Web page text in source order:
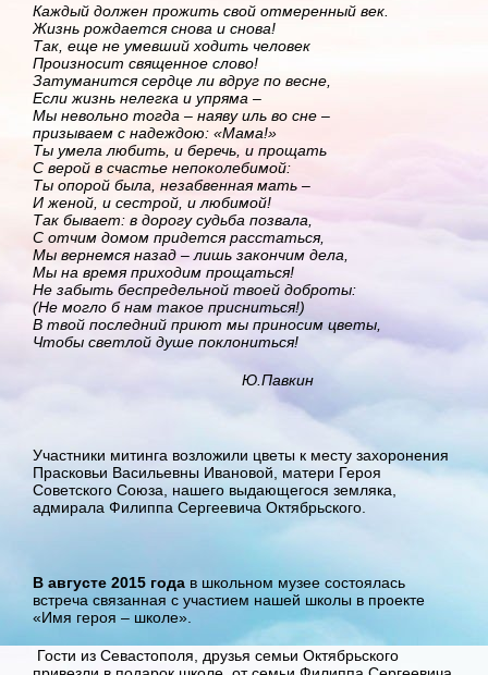
Каждый должен прожить свой отмеренный век.
Жизнь рождается снова и снова!
Так, еще не умевший ходить человек
Произносит священное слово!
Затуманится сердце ли вдруг по весне,
Если жизнь нелегка и упряма –
Мы невольно тогда – наяву иль во сне –
призываем с надеждою: «Мама!»
Ты умела любить, и беречь, и прощать
С верой в счастье непоколебимой:
Ты опорой была, незабвенная мать –
И женой, и сестрой, и любимой!
Так бывает: в дорогу судьба позвала,
С отчим домом придется расстаться,
Мы вернемся назад – лишь закончим дела,
Мы на время приходим прощаться!
Не забыть беспредельной твоей доброты:
(Не могло б нам такое присниться!)
В твой последний приют мы приносим цветы,
Чтобы светлой душе поклониться!
Ю.Павкин
Участники митинга возложили цветы к месту захоронения
Прасковьи Васильевны Ивановой, матери Героя
Советского Союза, нашего выдающегося земляка,
адмирала Филиппа Сергеевича Октябрьского.
В августе 2015 года в школьном музее состоялась
встреча связанная с участием нашей школы в проекте
«Имя героя – школе».
Гости из Севастополя, друзья семьи Октябрьского